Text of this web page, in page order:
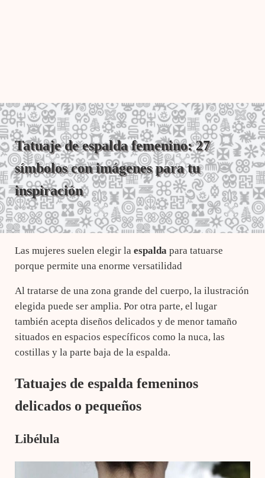
Tatuaje de espalda femenino: 27
símbolos con imágenes para tu
inspiración
Las mujeres suelen elegir la espaldapara tatuarse
porque permite una enorme versatilidad
Al tratarse de una zona grande del cuerpo, la ilustración
elegida puede ser amplia. Por otra parte, el lugar
también acepta diseños delicados y de menor tamaño
situados en espacios específicos como la nuca, las
costillas y la parte baja de la espalda.
Tatuajes de espalda femeninos
delicados o pequeños
Libélula